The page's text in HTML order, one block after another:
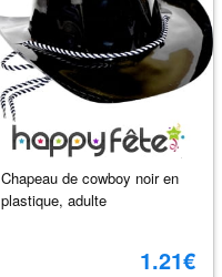
Chapeau de cowboy noir en
plastique, adulte
1.21€